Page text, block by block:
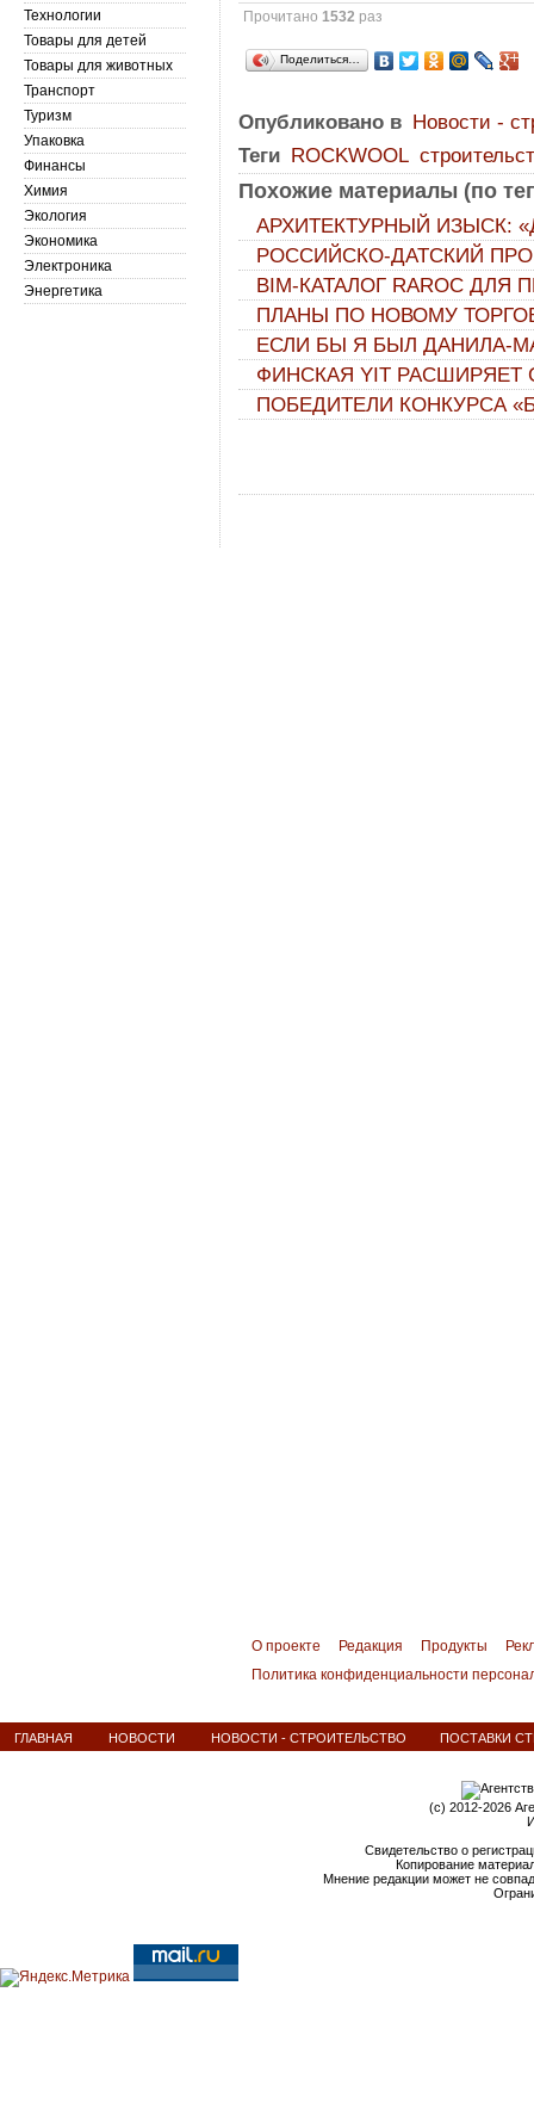
Прочитано1532 раз
Поделиться…
Опубликовано в Новости -
Теги ROCKWOOL
Похожие материалы (по
АРХИТЕКТУРНЫЙ ИЗЫСК:
РОССИЙСКО-ДАТСКИЙ
ВIМ-КАТАЛОГ RAROC
ПЛАНЫ ПО НОВОМУ
ЕСЛИ БЫ Я БЫЛ ДАНИЛА-
ФИНСКАЯ YIT РАСШИРЯЕТ
ПОБЕДИТЕЛИ КОНКУРСА
Технологии
Товары для детей
Товары для животных
Транспорт
Туризм
Упаковка
Финансы
Химия
Экология
Экономика
Электроника
Энергетика
О проекте Редакция Продукты
Политика конфиденциальности
ГЛАВНАЯ НОВОСТИ НОВОСТИ - СТРОИТЕЛЬСТВО ПОСТАВКИ
(c) 2012-2026
Свидетельство о
Копирование
Мнение редакции может не